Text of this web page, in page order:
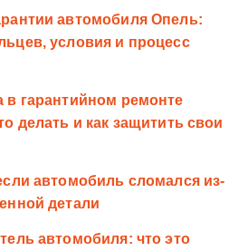
автомобиля Опель:
условия и процесс
в гарантийном ремонте
делать и как защитить свои
автомобиль сломался из-
детали
автомобиля: что это